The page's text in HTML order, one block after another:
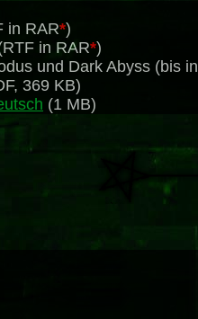
in RAR*)
in RAR*)
und Dark Abyss (bis
369 KB)
(1 MB)